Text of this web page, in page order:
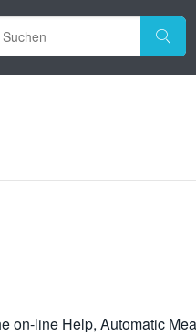
on-line Help, Automatic